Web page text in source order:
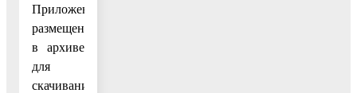
Приложение
размещено
в архиве
для
скачивания